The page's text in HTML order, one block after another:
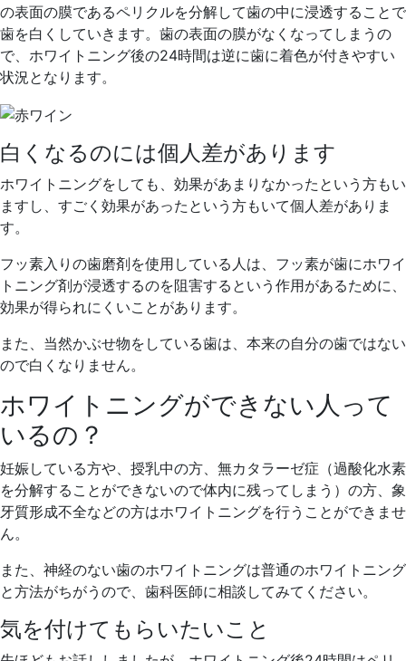
の表面の膜であるペリクルを分解して歯の中に浸透することで
歯を白くしていきます。歯の表面の膜がなくなってしまうの
で、ホワイトニング後の24時間は逆に歯に着色が付きやすい
状況となります。
白くなるのには個人差があります
ホワイトニングをしても、効果があまりなかったという方もい
ますし、すごく効果があったという方もいて個人差がありま
す。
フッ素入りの歯磨剤を使用している人は、フッ素が歯にホワイ
トニング剤が浸透するのを阻害するという作用があるために、
効果が得られにくいことがあります。
また、当然かぶせ物をしている歯は、本来の自分の歯ではない
ので白くなりません。
ホワイトニングができない人って
いるの？
妊娠している方や、授乳中の方、無カタラーゼ症（過酸化水素
を分解することができないので体内に残ってしまう）の方、象
牙質形成不全などの方はホワイトニングを行うことができませ
ん。
また、神経のない歯のホワイトニングは普通のホワイトニング
と方法がちがうので、歯科医師に相談してみてください。
気を付けてもらいたいこと